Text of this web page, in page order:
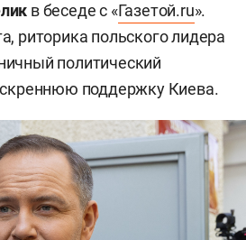
в беседе с «Газетой.ru».
риторика польского лидера
политический
поддержку Киева.